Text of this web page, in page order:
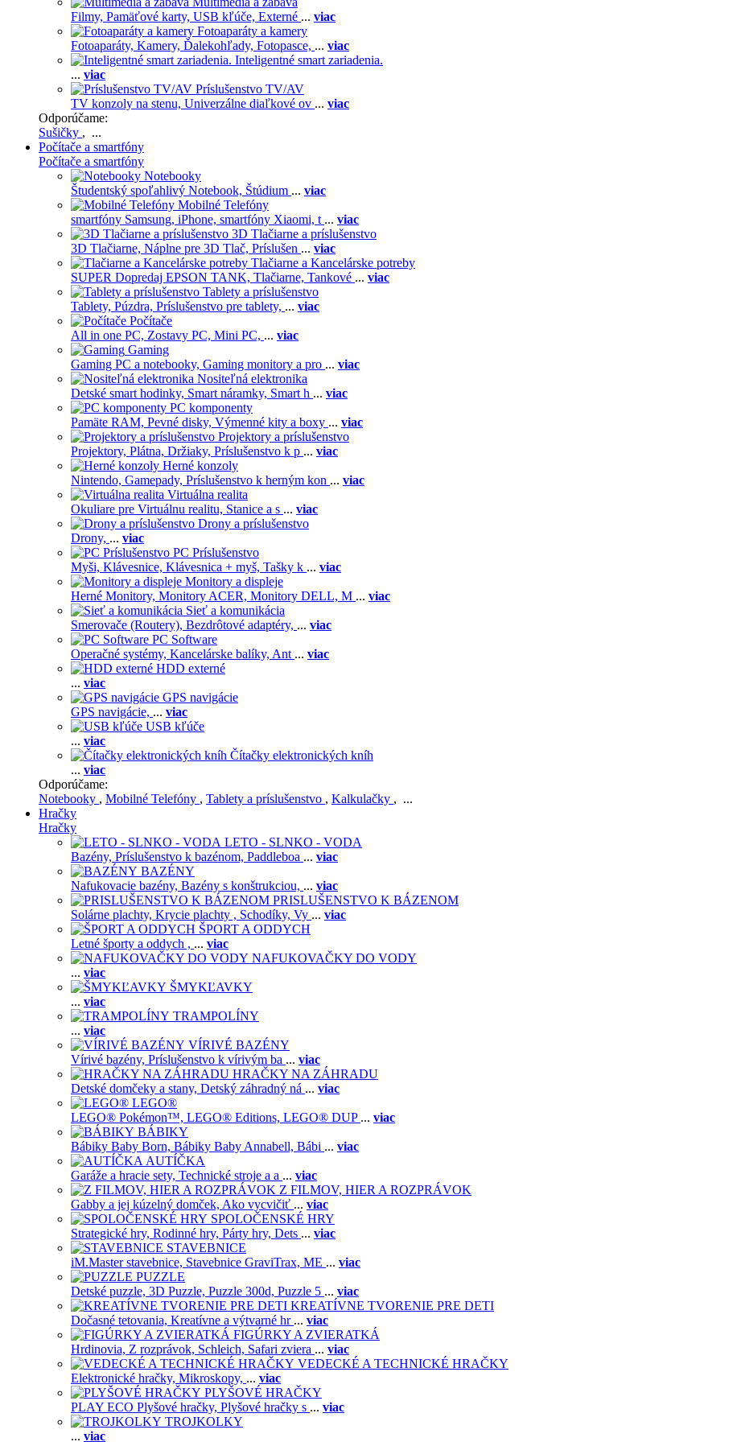
Filmy, Pamäťové karty, USB kľúče, Externé ... viac
Fotoaparáty a kamery
Fotoaparáty, Kamery, Ďalekohľady, Fotopasce, ... viac
Inteligentné smart zariadenia.
... viac
Príslušenstvo TV/AV
TV konzoly na stenu, Univerzálne diaľkové ov ... viac
Odporúčame:
Sušičky , ...
Počítače a smartfóny
Počítače a smartfóny
Notebooky
Študentský spoľahlivý Notebook, Štúdium ... viac
Mobilné Telefóny
smartfóny Samsung, iPhone, smartfóny Xiaomi, t ... viac
3D Tlačiarne a príslušenstvo
3D Tlačiarne, Náplne pre 3D Tlač, Príslušen ... viac
Tlačiarne a Kancelárske potreby
SUPER Dopredaj EPSON TANK, Tlačiarne, Tankové ... viac
Tablety a príslušenstvo
Tablety, Púzdra, Príslušenstvo pre tablety, ... viac
Počítače
All in one PC, Zostavy PC, Mini PC, ... viac
Gaming
Gaming PC a notebooky, Gaming monitory a pro ... viac
Nositeľná elektronika
Detské smart hodinky, Smart náramky, Smart h ... viac
PC komponenty
Pamäte RAM, Pevné disky, Výmenné kity a boxy ... viac
Projektory a príslušenstvo
Projektory, Plátna, Držiaky, Príslušenstvo k p ... viac
Herné konzoly
Nintendo, Gamepady, Príslušenstvo k herným kon ... viac
Virtuálna realita
Okuliare pre Virtuálnu realitu, Stanice a s ... viac
Drony a príslušenstvo
Drony, ... viac
PC Príslušenstvo
Myši, Klávesnice, Klávesnica + myš, Tašky k ... viac
Monitory a displeje
Herné Monitory, Monitory ACER, Monitory DELL, M ... viac
Sieť a komunikácia
Smerovače (Routery), Bezdrôtové adaptéry, ... viac
PC Software
Operačné systémy, Kancelárske balíky, Ant ... viac
HDD externé
... viac
GPS navigácie
GPS navigácie, ... viac
USB kľúče
... viac
Čítačky elektronických kníh
... viac
Odporúčame:
Notebooky , Mobilné Telefóny , Tablety a príslušenstvo , Kalkulačky , ...
Hračky
Hračky
LETO - SLNKO - VODA
Bazény, Príslušenstvo k bazénom, Paddleboa ... viac
BAZÉNY
Nafukovacie bazény, Bazény s konštrukciou, ... viac
PRISLUŠENSTVO K BÁZENOM
Solárne plachty, Krycie plachty , Schodíky, Vy ... viac
ŠPORT A ODDYCH
Letné športy a oddych , ... viac
NAFUKOVAČKY DO VODY
... viac
ŠMYKĽAVKY
... viac
TRAMPOLÍNY
... viac
VÍRIVÉ BAZÉNY
Vírivé bazény, Príslušenstvo k vírivým ba ... viac
HRAČKY NA ZÁHRADU
Detské domčeky a stany, Detský záhradný ná ... viac
LEGO®
LEGO® Pokémon™, LEGO® Editions, LEGO® DUP ... viac
BÁBIKY
Bábiky Baby Born, Bábiky Baby Annabell, Bábi ... viac
AUTÍČKA
Garáže a hracie sety, Technické stroje a a ... viac
Z FILMOV, HIER A ROZPRÁVOK
Gabby a jej kúzelný domček, Ako vycvičiť ... viac
SPOLOČENSKÉ HRY
Strategické hry, Rodinné hry, Párty hry, Dets ... viac
STAVEBNICE
iM.Master stavebnice, Stavebnice GraviTrax, ME ... viac
PUZZLE
Detské puzzle, 3D Puzzle, Puzzle 300d, Puzzle 5 ... viac
KREATÍVNE TVORENIE PRE DETI
Dočasné tetovania, Kreatívne a výtvarné hr ... viac
FIGÚRKY A ZVIERATKÁ
Hrdinovia, Z rozprávok, Schleich, Safari zviera ... viac
VEDECKÉ A TECHNICKÉ HRAČKY
Elektronické hračky, Mikroskopy, ... viac
PLYŠOVÉ HRAČKY
PLAY ECO Plyšové hračky, Plyšové hračky s ... viac
TROJKOLKY
... viac